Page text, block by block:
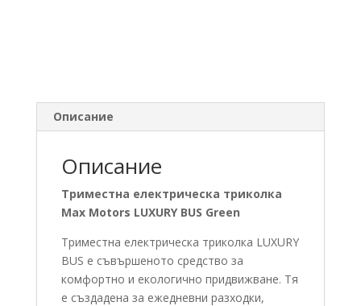
Описание
Описание
Триместна електрическа триколка
Max Motors LUXURY BUS Green
Триместна електрическа триколка LUXURY
BUS е съвършеното средство за
комфортно и екологично придвижване. Тя
е създадена за ежедневни разходки,